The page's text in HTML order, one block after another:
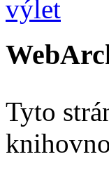
Tyto